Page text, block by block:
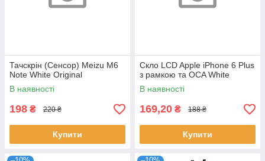
Тачскрін (Сенсор) Meizu M6
Note White Original
В наявності
198 ₴ 220 ₴
Купити
Скло LCD Apple iPhone 6 Plus
з рамкою та OCA White
В наявності
169,20 ₴ 188 ₴
Купити